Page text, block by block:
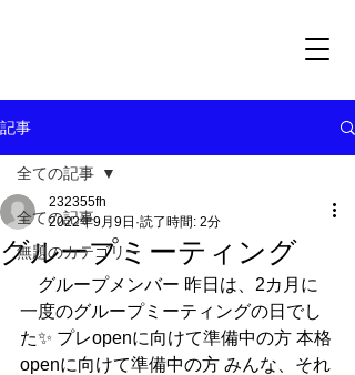
記事
全ての記事
無題のカテゴリー
全ての記事
グループミーティング
232355fh
2022年9月9日 読了時間: 2分
​グループメンバー 昨日は、2カ月に
一度のグループミーティングの日でし
た✨ プレopenに向けて準備中の方 本格
openに向けて準備中の方 みんな、それ